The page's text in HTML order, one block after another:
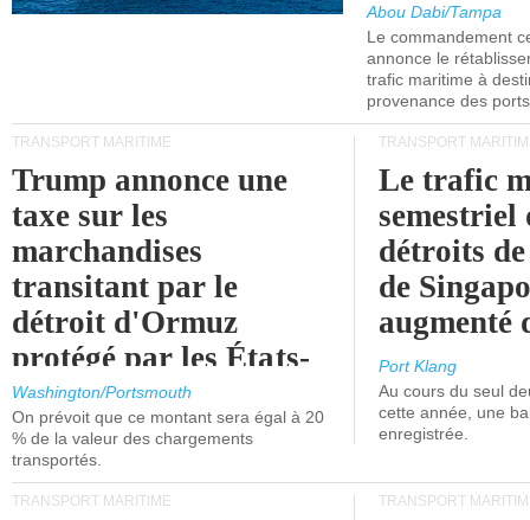
Abou Dabi/Tampa
Le commandement
annonce le
trafic maritime à
provenance des
TRANSPORT MARITIME
Trump annonce une
taxe sur les
marchandises
transitant par le
détroit d'Ormuz
protégé par les États-
Unis.
Washington/Portsmouth
On prévoit que ce montant sera égal à 20
% de la valeur des chargements
transportés.
TRANSPORT
Le trafic
semestriel
détroits
de
augmenté
Port Klang
Au cours du seul
cette année, une
enregistrée.
TRANSPORT MARITIME TRANSPORT